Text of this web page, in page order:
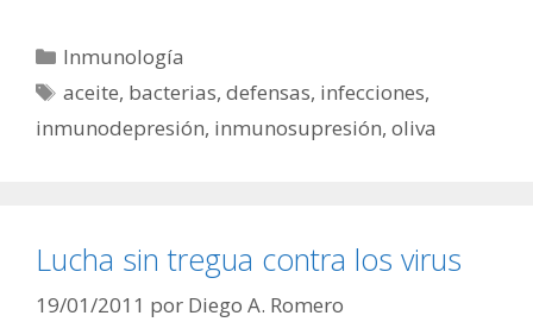
Categorías
Inmunología
Etiquetas
aceite, bacterias,defensas, infecciones,
inmunodepresión, inmunosupresión, oliva
Lucha sin tregua contra los virus
19/01/2011 por Diego A. Romero